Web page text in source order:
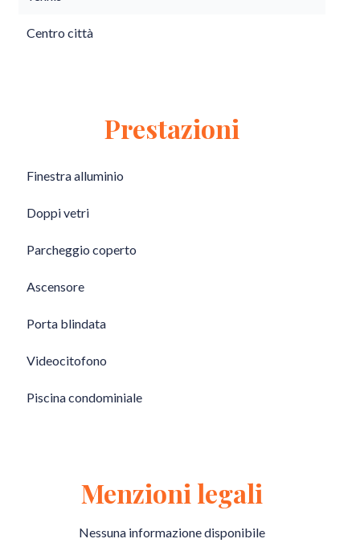
Centro città
Prestazioni
Finestra alluminio
Doppi vetri
Parcheggio coperto
Ascensore
Porta blindata
Videocitofono
Piscina condominiale
Menzioni legali
Nessuna informazione disponibile